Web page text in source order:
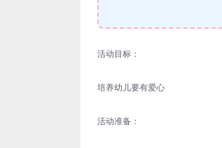
活动目标：
培养幼儿要有爱心
活动准备：